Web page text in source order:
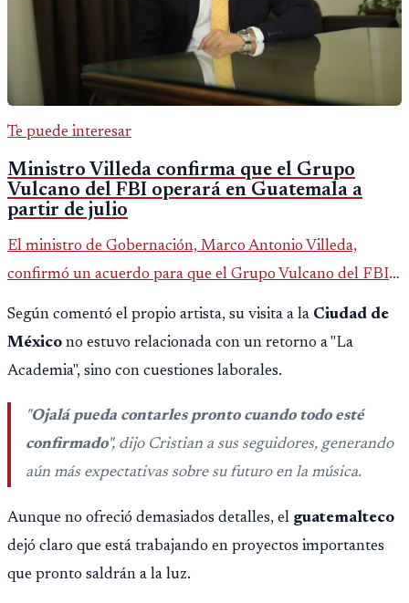
Te puede interesar
Ministro Villeda confirma que el Grupo
Vulcano del FBI operará en Guatemala a
partir de julio
El ministro de Gobernación, Marco Antonio Villeda,
confirmó un acuerdo para que el Grupo Vulcano del FBI
opere en Guatemala a partir de julio, tras un intento
fallido con la administración anterior del Ministerio
Público.
Según comentó el propio artista, su visita a la Ciudad de
México no estuvo relacionada con un retorno a "La
Academia", sino con cuestiones laborales.
"Ojalá pueda contarles pronto cuando todo esté
confirmado", dijo Cristian a sus seguidores, generando
aún más expectativas sobre su futuro en la música.
Aunque no ofreció demasiados detalles, el guatemalteco
dejó claro que está trabajando en proyectos importantes
que pronto saldrán a la luz.